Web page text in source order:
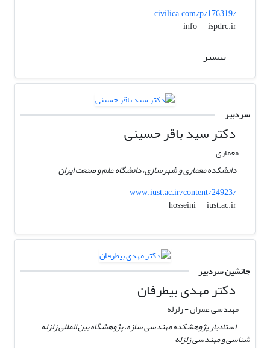
civilica.com/p/176319/
info
ispdrc.ir
بیشتر
سردبیر
دکتر سید باقر حسینی
معماری
دانشکده معماری و شهرسازی، دانشگاه علم و صنعت ایران
www.iust.ac.ir/content/24923/
hosseini
iust.ac.ir
جانشین سردبیر
دکتر مهدی بیطرفان
مهندسی عمران - زلزله
استادیار پژوهشکده مهندسی سازه، پژوهشگاه بین المللی زلزله
شناسی و مهندسی زلزله